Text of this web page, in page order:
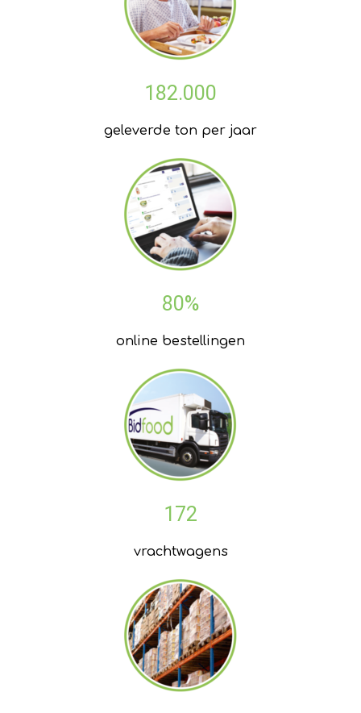
182.000
geleverde ton per jaar
80%
online bestellingen
172
vrachtwagens